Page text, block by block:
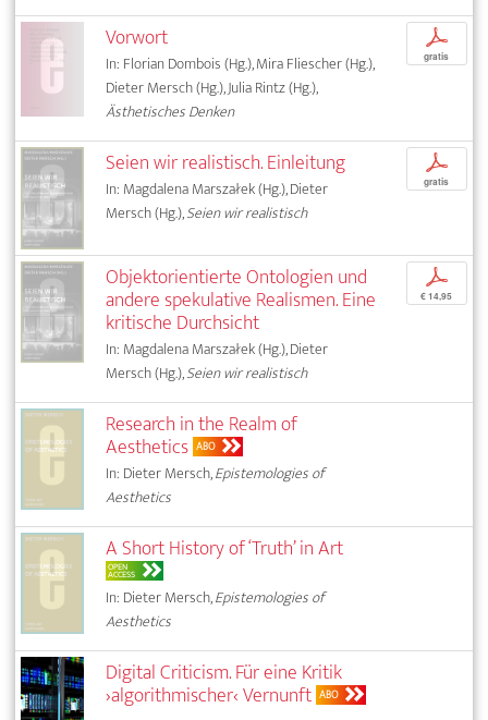
Vorwort
In: Florian Dombois (Hg.), Mira Fliescher (Hg.),
Dieter Mersch (Hg.), Julia Rintz (Hg.),
Ästhetisches Denken
p
gratis
Seien wir realistisch. Einleitung
In: Magdalena Marszałek (Hg.), Dieter
Mersch (Hg.),Seien wir realistisch
p
gratis
Objektorientierte Ontologien und
andere spekulative Realismen. Eine
kritische Durchsicht
In: Magdalena Marszałek (Hg.), Dieter
Mersch (Hg.),Seien wir realistisch
p
€ 14,95
Research in the Realm of
Aesthetics ABO
In: Dieter Mersch,Epistemologies of
Aesthetics
A Short History of ‘Truth’ in Art
OPEN
ACCESS
In: Dieter Mersch,Epistemologies of
Aesthetics
Digital Criticism. Für eine Kritik
›algorithmischer‹ Vernunft ABO